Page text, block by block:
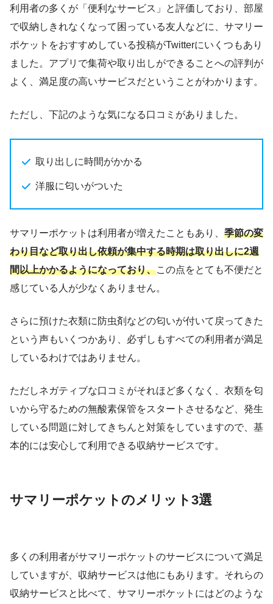
利用者の多くが「便利なサービス」と評価しており、部屋
で収納しきれなくなって困っている友人などに、サマリー
ポケットをおすすめしている投稿がTwitterにいくつもあり
ました。アプリで集荷や取り出しができることへの評判が
よく、満足度の高いサービスだということがわかります。
ただし、下記のような気になる口コミがありました。
取り出しに時間がかかる
洋服に匂いがついた
サマリーポケットは利用者が増えたこともあり、 季節の変
わり目など取り出し依頼が集中する時期は取り出しに2週
間以上かかるようになっており、この点をとても不便だと
感じている人が少なくありません。
さらに預けた衣類に防虫剤などの匂いが付いて戻ってきた
という声もいくつかあり、必ずしもすべての利用者が満足
しているわけではありません。
ただしネガティブな口コミがそれほど多くなく、衣類を匂
いから守るための無酸素保管をスタートさせるなど、発生
している問題に対してきちんと対策をしていますので、基
本的には安心して利用できる収納サービスです。
サマリーポケットのメリット3選
多くの利用者がサマリーポケットのサービスについて満足
していますが、収納サービスは他にもあります。それらの
収納サービスと比べて、サマリーポケットにはどのような